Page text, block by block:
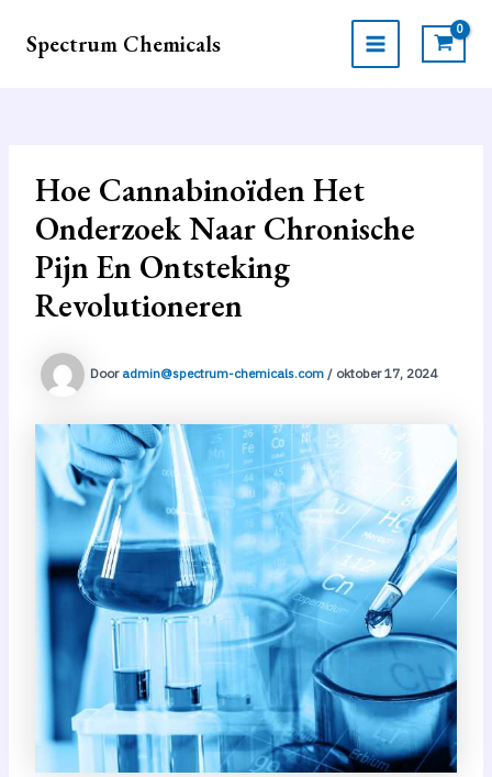
naarSpectrum Chemicals
MAIN
Hoe Cannabinoïden Het
Onderzoek Naar Chronische
Pijn En Ontsteking
Revolutioneren
Door admin@spectrum-chemicals.com / oktober 17, 2024